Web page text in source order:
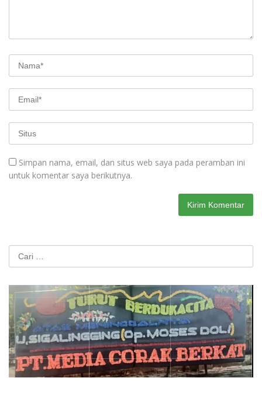
Simpan nama, email, dan situs web saya pada peramban ini
untuk komentar saya berikutnya.
Cari
untuk: